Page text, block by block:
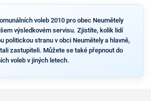
voleb 2010 pro obec Neumětely
výsledkovém servisu. Zjistíte, kolik lidí
politickou stranu v obci Neumětely a hlavně,
zastupiteli. Můžete se také přepnout do
voleb v jiných letech.